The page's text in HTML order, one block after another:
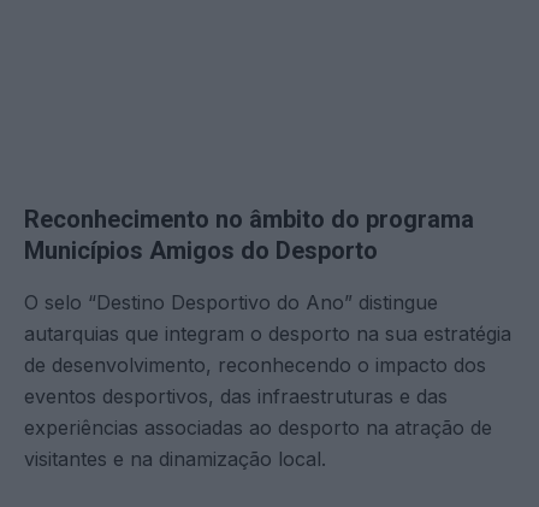
Reconhecimento no âmbito do programa
Municípios Amigos do Desporto
O selo “Destino Desportivo do Ano” distingue
autarquias que integram o desporto na sua estratégia
de desenvolvimento, reconhecendo o impacto dos
eventos desportivos, das infraestruturas e das
experiências associadas ao desporto na atração de
visitantes e na dinamização local.